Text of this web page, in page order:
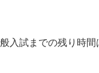
入試までの残り時